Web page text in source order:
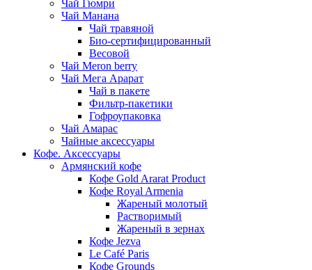
Чай Гюмри
Чай Манана
Чай травяной
Био-сертифицированный
Весовой
Чай Meron berry
Чай Мега Арарат
Чай в пакете
Фильтр-пакетики
Гофроупаковка
Чай Амарас
Чайные аксессуары
Кофе. Аксессуары
Армянский кофе
Кофе Gold Ararat Product
Кофе Royal Armenia
Жареный молотый
Растворимый
Жареный в зернах
Кофе Jezva
Le Café Paris
Кофе Grounds